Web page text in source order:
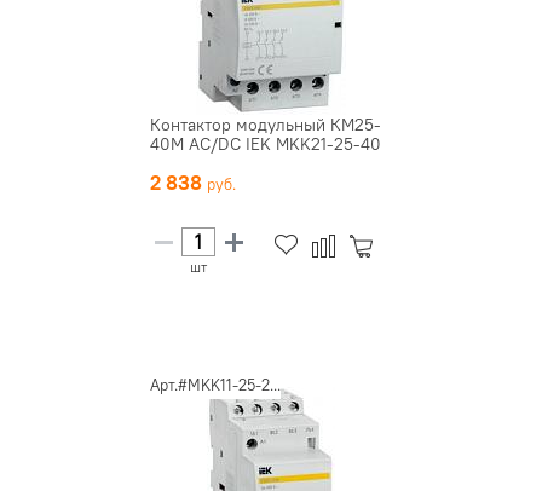
Контактор модульный КМ25-
40М AC/DC IEK MKK21-25-40
2 838
шт
Арт.#MKK11-25-2...